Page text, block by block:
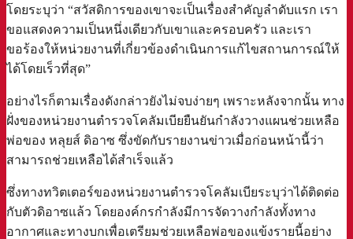
โดยระบุว่า “สวัสดิการของเขาจะเป็นเรื่องสำคัญลำดับแรก เรา
ขอแสดงความเป็นหนึ่งเดียวกับเขาและครอบครัว และเรา
ขอร้องให้หน่วยงานที่เกี่ยวข้องดำเนินการแก้ไขสถานการณ์ให้
ได้โดยเร็วที่สุด”
อย่างไรก็ตามเรื่องดังกล่าวยังไม่จบง่ายๆ เพราะหลังจากนั้น ทาง
ฝั่งของหน่วยงานตำรวจโคลัมเบียยืนยันกำลังวางแผนช่วยเหลือ
พ่อของ หลุยส์ ดิอาซ ซึ่งขัดกับรายงานข่าวเมื่อก่อนหน้านี้ว่า
สามารถช่วยเหลือได้สำเร็จแล้ว
ซึ่งทางทวิตเตอร์ของหน่วยงานตำรวจโคลัมเบียระบุว่าได้ติดต่อ
กับตัวดิอาซแล้ว โดยองค์กรกำลังมีการจัดวางกำลังทั้งทาง
อากาศและทางบกเพื่อเตรียมช่วยเหลือพ่อของแข้งรายนี้อย่าง